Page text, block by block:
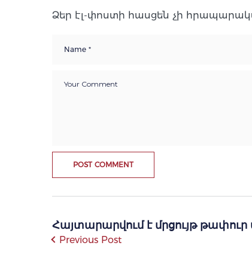
Ձեր էլ-փոստի հասցեն չի
Հայտարարվում է մրցույթ
Previous Post